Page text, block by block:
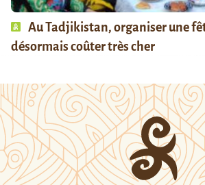
Au Tadjikistan, organiser une
désormais coûter très cher